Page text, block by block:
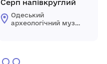
Серп напівкруглий
Одеський
археологічний музей